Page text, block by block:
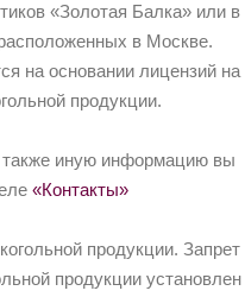
«Золотая Балка» или в
в Москве.
на основании лицензий на
продукции.
также иную информацию вы
«Контакты»
продукции. Запрет
продукции установлен